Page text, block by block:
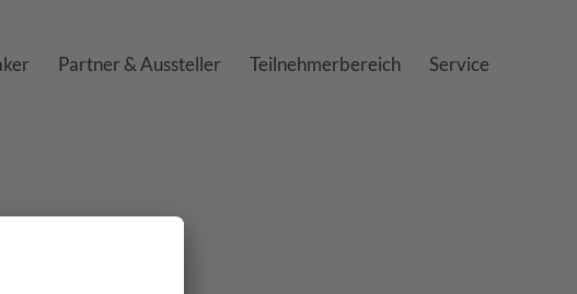
Partner & Aussteller Teilnehmerbereich Service